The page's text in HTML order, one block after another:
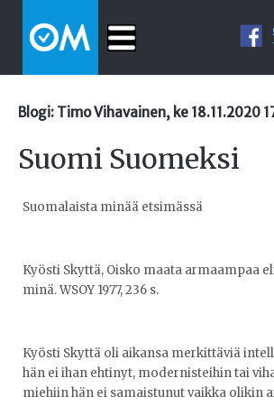
Blogi: Timo Vihavainen, ke 18.11.2020
Suomi Suomeksi
Suomalaista minää etsimässä
Kyösti Skyttä, Oisko maata armaampaa
minä. WSOY 1977, 236 s.
Kyösti Skyttä oli aikansa merkittäviä
hän ei ihan ehtinyt, modernisteihin tai
miehiin hän ei samaistunut vaikka olikin